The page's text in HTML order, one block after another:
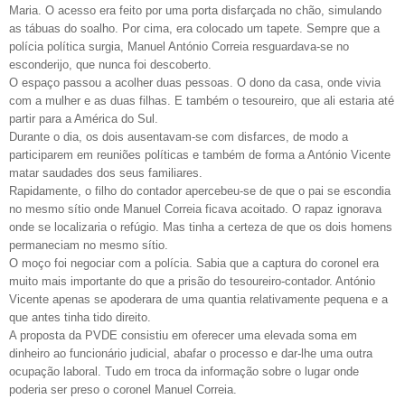
Maria. O acesso era feito por uma porta disfarçada no chão, simulando
as tábuas do soalho. Por cima, era colocado um tapete. Sempre que a
polícia política surgia, Manuel António Correia resguardava-se no
esconderijo, que nunca foi descoberto.
O espaço passou a acolher duas pessoas. O dono da casa, onde vivia
com a mulher e as duas filhas. E também o tesoureiro, que ali estaria até
partir para a América do Sul.
Durante o dia, os dois ausentavam-se com disfarces, de modo a
participarem em reuniões políticas e também de forma a António Vicente
matar saudades dos seus familiares.
Rapidamente, o filho do contador apercebeu-se de que o pai se escondia
no mesmo sítio onde Manuel Correia ficava acoitado. O rapaz ignorava
onde se localizaria o refúgio. Mas tinha a certeza de que os dois homens
permaneciam no mesmo sítio.
O moço foi negociar com a polícia. Sabia que a captura do coronel era
muito mais importante do que a prisão do tesoureiro-contador. António
Vicente apenas se apoderara de uma quantia relativamente pequena e a
que antes tinha tido direito.
A proposta da PVDE consistiu em oferecer uma elevada soma em
dinheiro ao funcionário judicial, abafar o processo e dar-lhe uma outra
ocupação laboral. Tudo em troca da informação sobre o lugar onde
poderia ser preso o coronel Manuel Correia.